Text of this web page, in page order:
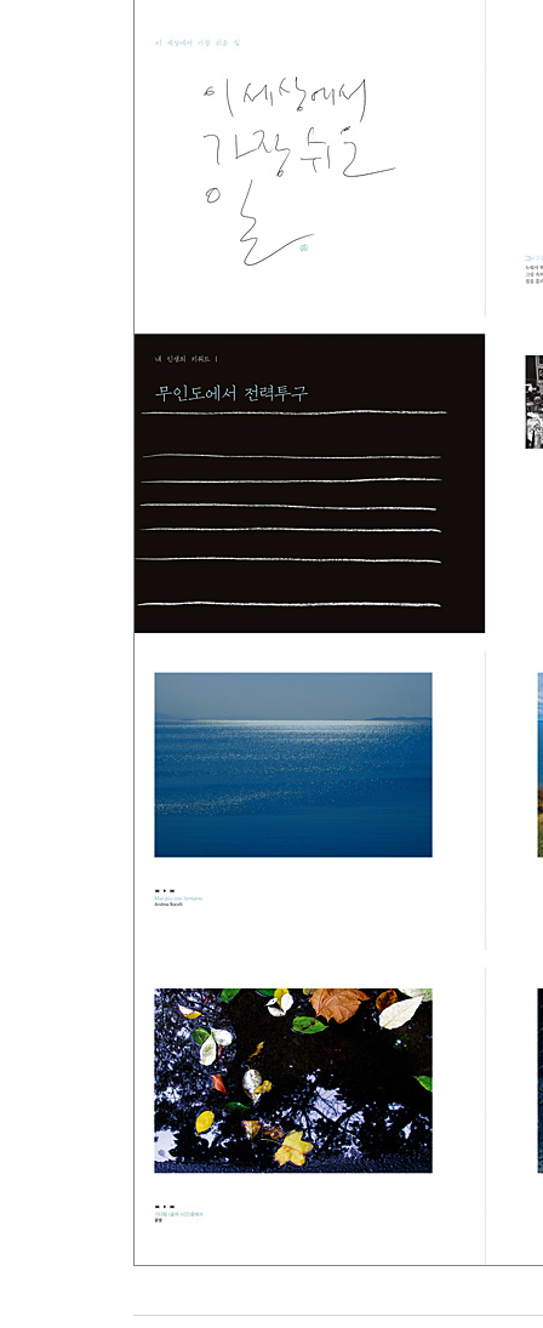
꿈같지도 않은 꿈꾸기
힘자라는 데까지, 놀고 또 놀아
취미가 인생을 좌우한다는 믿음
내 인생의 키워드 | 무인도에서 전력투구
백발두령 김원의
어쩌다가 가끔씩 혼자 남아 있는 시간
‘대단한 것’에 대한 욕심을 버리기
아주 무서운 손바닥
사소한 것의 차이
자기 최면 또는 자기 암시
하루하루를 멋지게 만들어 가다 보면
견딜 수 없는 것들을 견뎌온 당신
말이 필요 없다
누가 좀 가르쳐 주시겠어요?
하루하루의 삶이 모험인 사람들
나는 레몬이 레몬이라는 걸 믿습니다
따끈한 술국과 따뜻한 밥 한 솥
취미는 술 마시기와 낮잠
400원짜리 영혼으로 무엇을 할까요?
그 질문 참 아프구나
당신은 어떤 꿈을 가지고 있나요?
안 하면 안 할수록 즐거워지는 인생